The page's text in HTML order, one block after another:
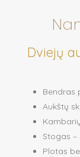
Dviejų
Bendras
Aukštų
Stogas
Plotas